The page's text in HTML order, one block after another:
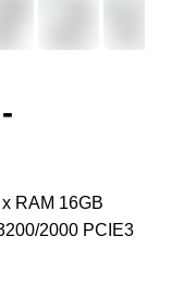
RAM 16GB
2000 PCIE3